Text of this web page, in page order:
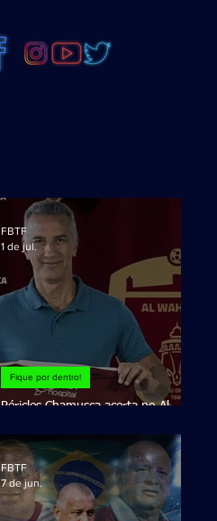
Péricles Chamusca acerta no Al
Fique por dentro!
FBTF
1 de jul.
FBTF
7 de jun.